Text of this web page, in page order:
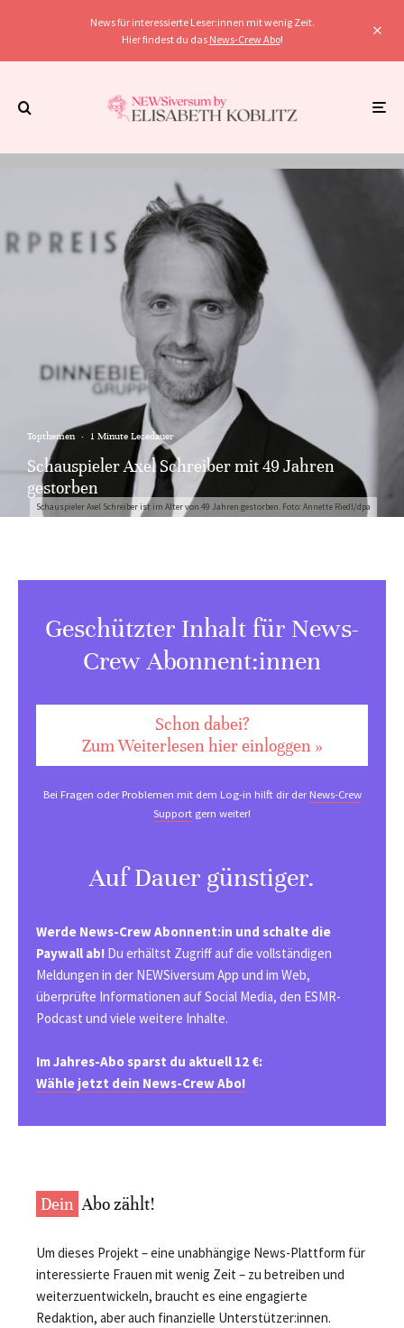
News für interessierte Leser:innen mit wenig Zeit.
Hier findest du das News-Crew Abo!
Schauspieler Axel Schreiber ist im Alter von 49 Jahren gestorben. Foto: Annette Riedl/dpa
Topthemen · 1 Minute Lesedauer
Schauspieler Axel Schreiber mit 49 Jahren
gestorben
Geschützter Inhalt für News-
Crew Abonnent:innen
Schon dabei?
Zum Weiterlesen hier einloggen »
Bei Fragen oder Problemen mit dem Log-in hilft dir derNews-Crew
Support gern weiter!
Auf Dauer günstiger.
Werde News-Crew Abonnent:in und schalte die
Paywall ab! Du erhältst Zugriff auf die vollständigen
Meldungen in der NEWSiversum App und im Web,
überprüfte Informationen auf Social Media, den ESMR-
Podcast und viele weitere Inhalte.
Im Jahres-Abo sparst du aktuell 12 €:
Wähle jetzt dein News-Crew Abo!
Dein Abo zählt!
Um dieses Projekt – eine unabhängige News-Plattform für
interessierte Frauen mit wenig Zeit – zu betreiben und
weiterzuentwickeln, braucht es eine engagierte
Redaktion, aber auch finanzielle Unterstützer:innen.